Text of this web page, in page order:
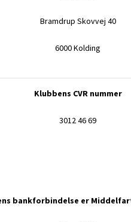
Bramdrup Skovvej 40
6000 Kolding
Klubbens CVR nummer
3012 46 69
bankforbindelse er